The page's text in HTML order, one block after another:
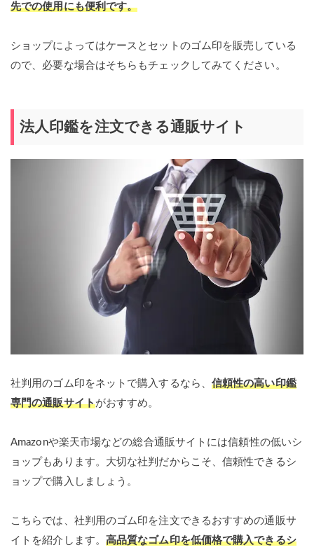
先での使用にも便利です。
ショップによってはケースとセットのゴム印を販売している
ので、必要な場合はそちらもチェックしてみてください。
法人印鑑を注文できる通販サイト
社判用のゴム印をネットで購入するなら、 信頼性の高い印鑑
専門の通販サイトがおすすめ。
Amazonや楽天市場などの総合通販サイトには信頼性の低いシ
ョップもあります。大切な社判だからこそ、信頼性できるシ
ョップで購入しましょう。
こちらでは、社判用のゴム印を注文できるおすすめの通販サ
イトを紹介します。 高品質なゴム印を低価格で購入できるシ